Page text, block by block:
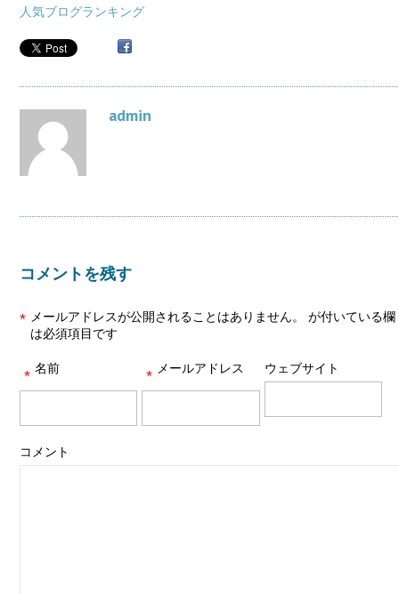
人気ブログランキング
admin
コメントを残す
メールアドレスが公開されることはありません。
*
が付いている欄
は必須項目です
名前
* メールアドレス
* ウェブサイト
コメント